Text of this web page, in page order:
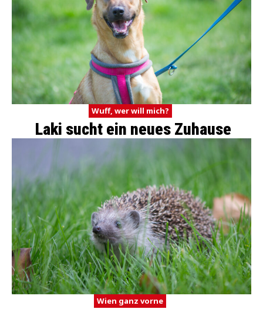
Wuff, wer will mich?
Laki sucht ein neues Zuhause
Wien ganz vorne